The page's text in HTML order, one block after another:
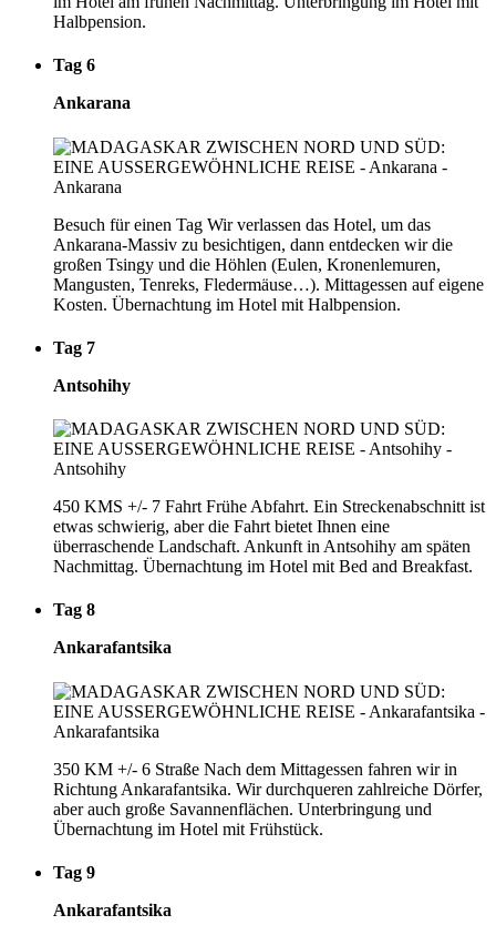
Halbpension.
Tag 6
Ankarana
Besuch für einen Tag Wir verlassen das Hotel, um das
Ankarana-Massiv zu besichtigen, dann entdecken wir die
großen Tsingy und die Höhlen (Eulen, Kronenlemuren,
Mangusten, Tenreks, Fledermäuse…). Mittagessen auf eigene
Kosten. Übernachtung im Hotel mit Halbpension.
Tag 7
Antsohihy
450 KMS +/- 7 Fahrt Frühe Abfahrt. Ein Streckenabschnitt ist
etwas schwierig, aber die Fahrt bietet Ihnen eine
überraschende Landschaft. Ankunft in Antsohihy am späten
Nachmittag. Übernachtung im Hotel mit Bed and Breakfast.
Tag 8
Ankarafantsika
350 KM +/- 6 Straße Nach dem Mittagessen fahren wir in
Richtung Ankarafantsika. Wir durchqueren zahlreiche Dörfer,
aber auch große Savannenflächen. Unterbringung und
Übernachtung im Hotel mit Frühstück.
Tag 9
Ankarafantsika